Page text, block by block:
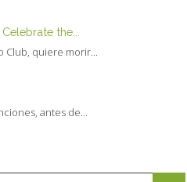
the...
Club, quiere morir...
antes de...